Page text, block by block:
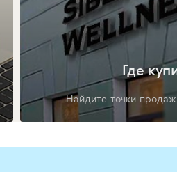
Где
Найдите точки